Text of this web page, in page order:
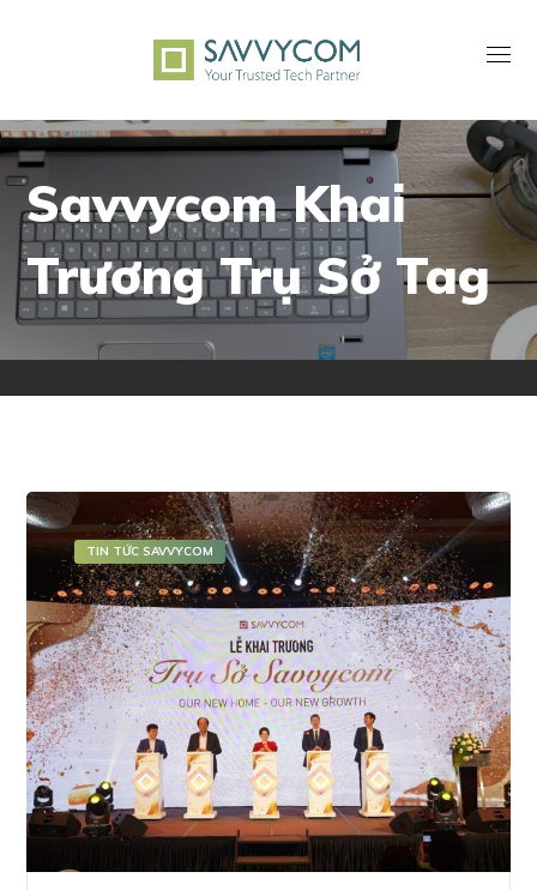
Savvycom Khai
Trương Trụ Sở Tag
TIN TỨC SAVVYCOM